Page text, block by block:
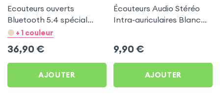
Ecouteurs ouverts
Bluetooth 5.4 spécial
Sport et Running -
+ 1 couleur
36,90 €
AJOUTER
Écouteurs Audio Stéréo
Intra-auriculaires Blanc
9,90 €
AJOUTER